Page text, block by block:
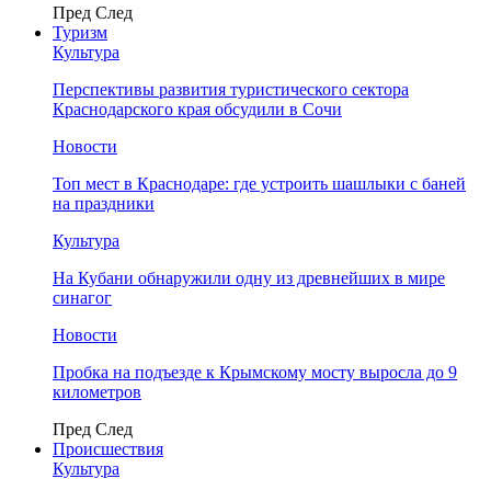
Пред След
Туризм
Культура
Перспективы развития туристического сектора
Краснодарского края обсудили в Сочи
Новости
Топ мест в Краснодаре: где устроить шашлыки с баней
на праздники
Культура
На Кубани обнаружили одну из древнейших в мире
синагог
Новости
Пробка на подъезде к Крымскому мосту выросла до 9
километров
Пред След
Происшествия
Культура